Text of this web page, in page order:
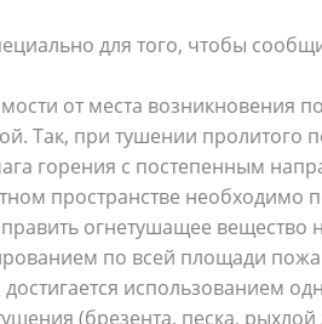
для того, чтобы
от места возникновения
Так, при тушении пролитого
горения с постепенным
пространстве необходимо
огнетушащее
по всей площади
использованием
(брезента, песка,